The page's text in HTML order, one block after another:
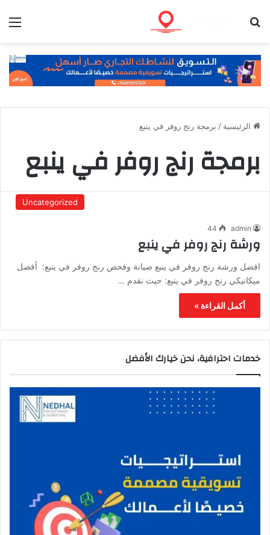
الرئيسية / برمجة رنج روفر في ينبع
برمجة رنج روفر في ينبع
Uncategorized
admin
44
ورشة رنج روفر في ينبع
افضل ورشة رنج روفر في ينبع صيانة وفحص رنج روفر في ينبع: أفضل
ميكانيكي رنج روفر في ينبع: حيث نقدم …
أكمل القراءة »
خدمات احترافية، نحن خيارك الأفضل